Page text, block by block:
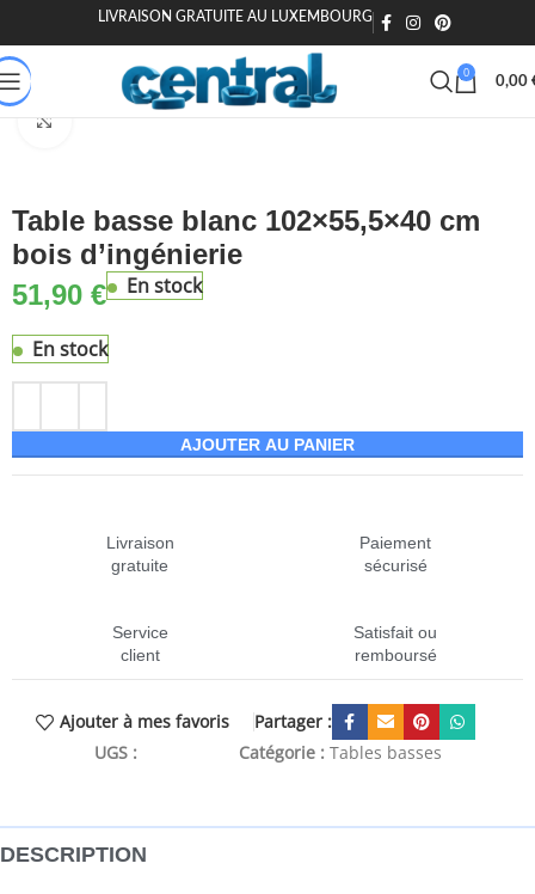
LIVRAISON GRATUITE AU LUXEMBOURG
0
0,00
Accueil Maison & Jardin Meuble Tables Tables basses
Table basse blanc 102×55,5×40 cm
bois d’ingénierie
51,90 € En stock
En stock
AJOUTER AU PANIER
Livraison
gratuite
Paiement
sécurisé
Service
client
Satisfait ou
remboursé
Ajouter à mes favoris
Partager :
UGS :
Catégorie : Tables basses
DESCRIPTION
🎁 20€ offerts dès 200€ - Code : MOIEN20🏷️ 15€ dès 120€ -